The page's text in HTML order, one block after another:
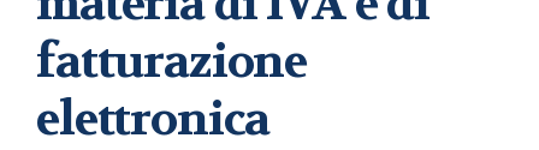
fatturazione
elettronica